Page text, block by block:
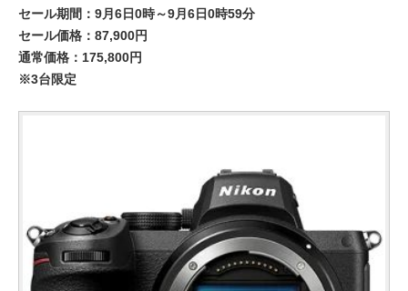
セール期間：9月6日0時～9月6日0時59分
セール価格：87,900円
通常価格：175,800円
※3台限定